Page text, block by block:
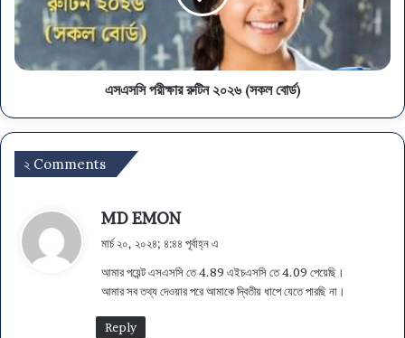
এসএসসি পরীক্ষার রুটিন ২০২৬ (সকল বোর্ড)
২ Comments
MD EMONব
ন
:
মার্চ ২০, ২০২৪; ৪:৪৪ পূর্বাহ্ন এ
আমার পয়েন্ট এসএসসি তে 4.89 এইচএসসি তে 4.09 পেয়েছি।
আমার সব তথ্য দেওয়ার পরে আমাকে দ্বিতীয় ধাপে যেতে পারছি না।
Reply